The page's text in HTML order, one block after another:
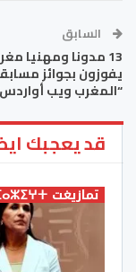
السابق
13 مدونا ومهنيا
يفوزون بجوائز
“المغرب ويب
قد يعجبك